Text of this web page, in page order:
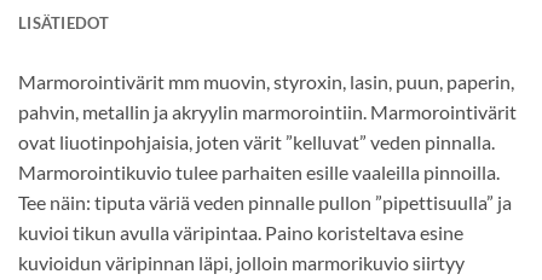
LISÄTIEDOT
Marmorointivärit mm muovin, styroxin, lasin, puun, paperin,
pahvin, metallin ja akryylin marmorointiin. Marmorointivärit
ovat liuotinpohjaisia, joten värit ”kelluvat” veden pinnalla.
Marmorointikuvio tulee parhaiten esille vaaleilla pinnoilla.
Tee näin: tiputa väriä veden pinnalle pullon ”pipettisuulla” ja
kuvioi tikun avulla väripintaa. Paino koristeltava esine
kuvioidun väripinnan läpi, jolloin marmorikuvio siirtyy